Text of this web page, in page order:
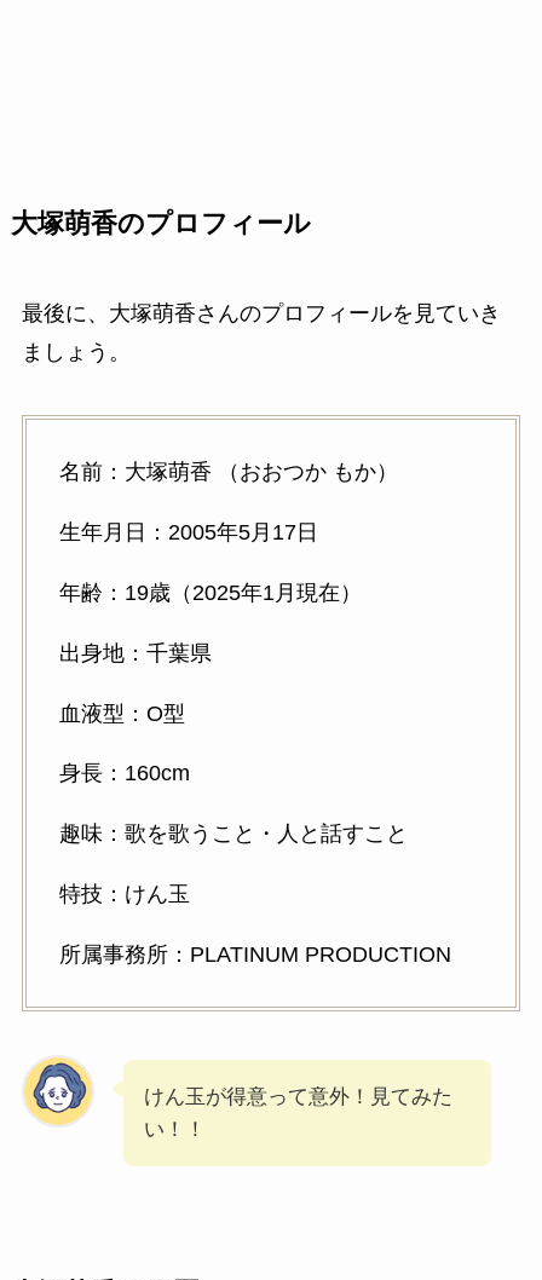
大塚萌香のプロフィール
最後に、大塚萌香さんのプロフィールを見ていき
ましょう。
名前：大塚萌香 （おおつか もか）
生年月日：2005年5月17日
年齢：19歳（2025年1月現在）
出身地：千葉県
血液型：O型
身長：160cm
趣味：歌を歌うこと・人と話すこと
特技：けん玉
所属事務所：PLATINUM PRODUCTION
けん玉が得意って意外！見てみた
い！！